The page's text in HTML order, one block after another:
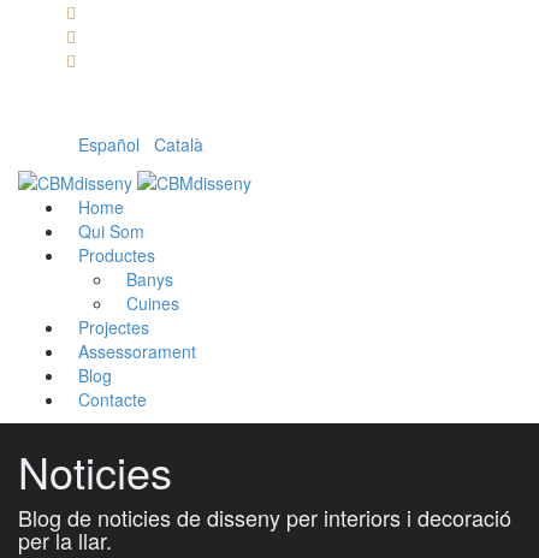
Español Català
Home
Qui Som
Productes
Banys
Cuines
Projectes
Assessorament
Blog
Contacte
Noticies
Blog de noticies de disseny per interiors i decoració
per la llar.